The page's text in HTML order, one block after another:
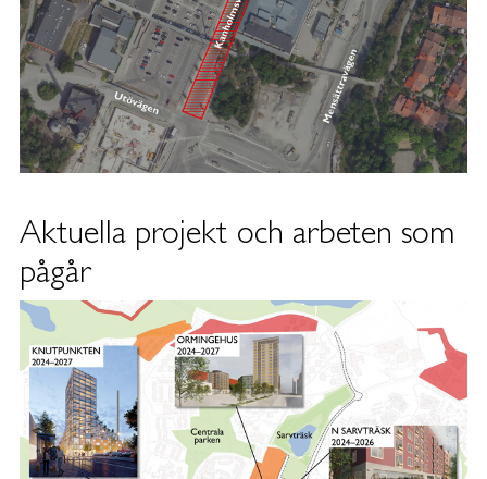
Aktuella projekt och arbeten som
pågår